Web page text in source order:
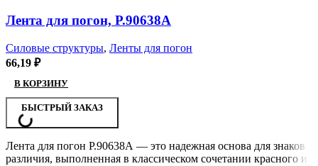
Лента для погон, Р.90638А
Силовые структуры, Ленты для погон
66,19 ₽
В КОРЗИНУ
БЫСТРЫЙ ЗАКАЗ
Лента для погон Р.90638А — это надежная основа для знаков
различия, выполненная в классическом сочетании красного и